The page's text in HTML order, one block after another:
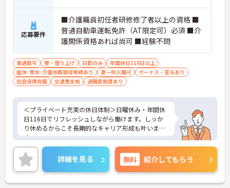
応募要件
■介護職員初任者研修修了者以上の資格 ■
普通自動車運転免許（AT限定可）必須 ■介
護関係資格あれば尚可 ■経験不問
車通勤可 寮・借り上げ 日勤のみ
年間休日110日以上
産休･育休･介護休暇取得実績あり
夏～秋入職可
ボーナス・賞与あり
社会保険完備
交通費支給 退職金制度あり
＜プライベート充実の休日体制＞日曜休み・年間休
日116日でリフレッシュしながら働けます。しっか
り休めるからこそ長期的なキャリア形成も叶いま
す。
＜手厚い福利厚生あり＞社宅や資格取得支援、30分
単位での有給休暇の取得等の福利厚生も整えられて
います。
＜明るい雰囲気のデイサービス＞PT・OT・STが常
駐！20代～50代までの幅広い世代の職員が活躍され
詳細を見る 無料 紹介してもらう